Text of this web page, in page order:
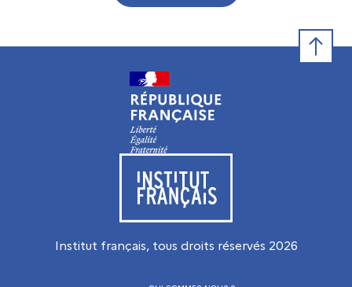
Visiter le site de l’Institut français
Institut français, tous droits réservés 2026